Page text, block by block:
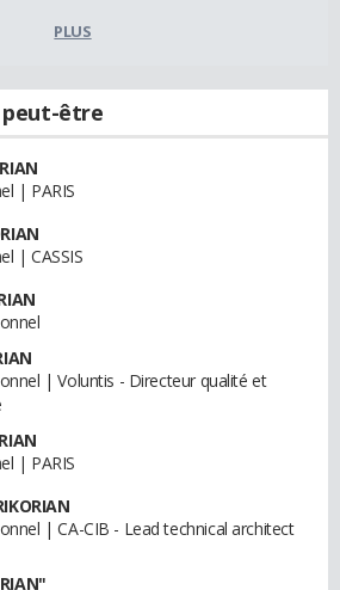
PLUS
peut-être
| PARIS
| CASSIS
| Voluntis - Directeur qualité et
| PARIS
| CA-CIB - Lead technical architect